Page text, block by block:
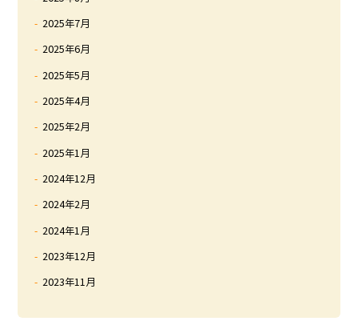
2025年7月
2025年6月
2025年5月
2025年4月
2025年2月
2025年1月
2024年12月
2024年2月
2024年1月
2023年12月
2023年11月